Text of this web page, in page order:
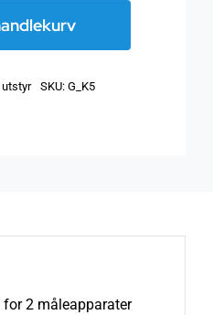
Plastkoffert
måleapparater
utstyr SKU: G_K5
2 måleapparater